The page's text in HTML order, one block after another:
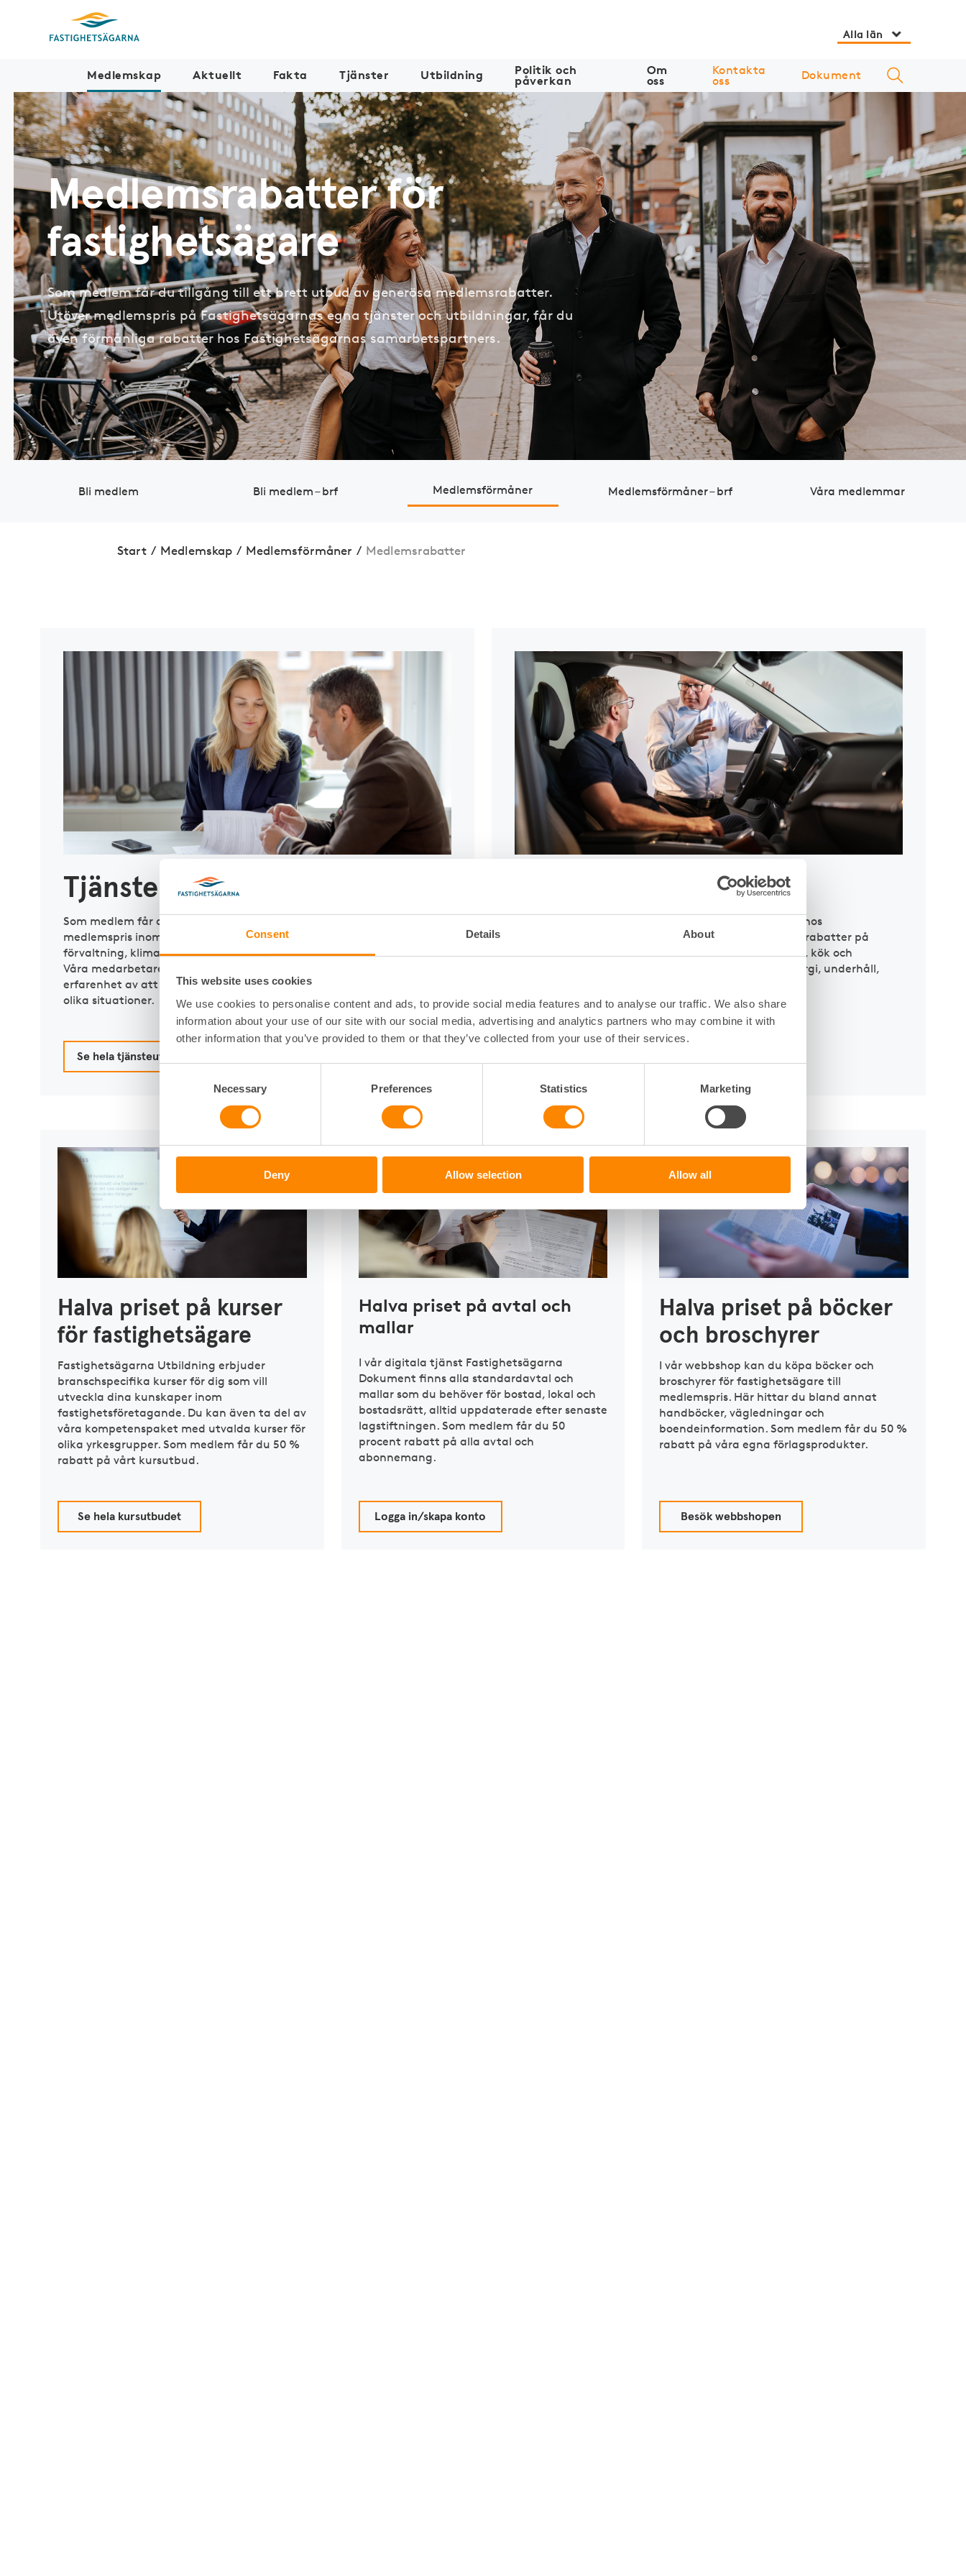
Consent Details About
This website uses cookies
We use cookies to personalise content and ads, to provide social media features and to analyse our traffic. We also share
information about your use of our site with our social media, advertising and analytics partners who may combine it with
other information that you’ve provided to them or that they’ve collected from your use of their services.
Consent
Necessary Preferences Statistics Marketing
Deny Allow selection Allow all
Alla län
Medlemskap Aktuellt Fakta Tjänster Utbildning Politik och
påverkan
Om
oss
Kontakta
oss Dokument
Medlemsrabatter för
fastighetsägare
Som medlem får du tillgång till ett brett utbud av generösa medlemsrabatter.
Utöver medlemspris på Fastighetsägarnas egna tjänster och utbildningar, får du
även förmånliga rabatter hos Fastighetsägarnas samarbetspartners.
Bli medlem Bli medlem – brf Medlemsförmåner Medlemsförmåner – brf Våra medlemmar
Start / Medlemskap / Medlemsförmåner / Medlemsrabatter
Tjänster till medlemspris
Som medlem får du tillgång till Fastighetsägarnas tjänster till
medlemspris inom bland annat fastighetsjuridik, egenkontrollsystem,
förvaltning, klimatscreening samt branschspecifika avtal och mallar.
Våra medarbetare är specialister inom dessa områden och har lång
erfarenhet av att stödja fastighetsägare och bostadsrättsföreningar i
olika situationer.
Se hela tjänsteutbudet
Rabatter hos partners
Som medlem får du tillgång till förmånliga ramavtal hos
Fastighetsägarnas samarbetspartners. Här hittar du rabatter på
bland annat bilar, försäkringar, elavtal, byggmaterial, kök och
fastighetssystem samt tjänster inom skyddsrum, energi, underhåll,
Halva priset på kurser
för fastighetsägare
Fastighetsägarna Utbildning erbjuder
branschspecifika kurser för dig som vill
utveckla dina kunskaper inom
fastighetsföretagande. Du kan även ta del av
våra kompetenspaket med utvalda kurser för
olika yrkesgrupper. Som medlem får du 50 %
rabatt på vårt kursutbud.
Se hela kursutbudet
Halva priset på avtal och
mallar
I vår digitala tjänst Fastighetsägarna
Dokument finns alla standardavtal och
mallar som du behöver för bostad, lokal och
bostadsrätt, alltid uppdaterade efter senaste
lagstiftningen. Som medlem får du 50
procent rabatt på alla avtal och
abonnemang.
Logga in/skapa konto
Halva priset på böcker
och broschyrer
I vår webbshop kan du köpa böcker och
broschyrer för fastighetsägare till
medlemspris. Här hittar du bland annat
handböcker, vägledningar och
boendeinformation. Som medlem får du 50 %
rabatt på våra egna förlagsprodukter.
Besök webbshopen